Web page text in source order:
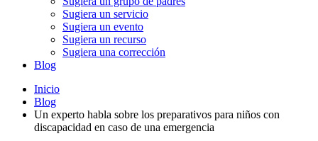
Sugiera un servicio
Sugiera un evento
Sugiera un recurso
Sugiera una corrección
Blog
Inicio
Blog
Un experto habla sobre los preparativos para niños con
discapacidad en caso de una emergencia